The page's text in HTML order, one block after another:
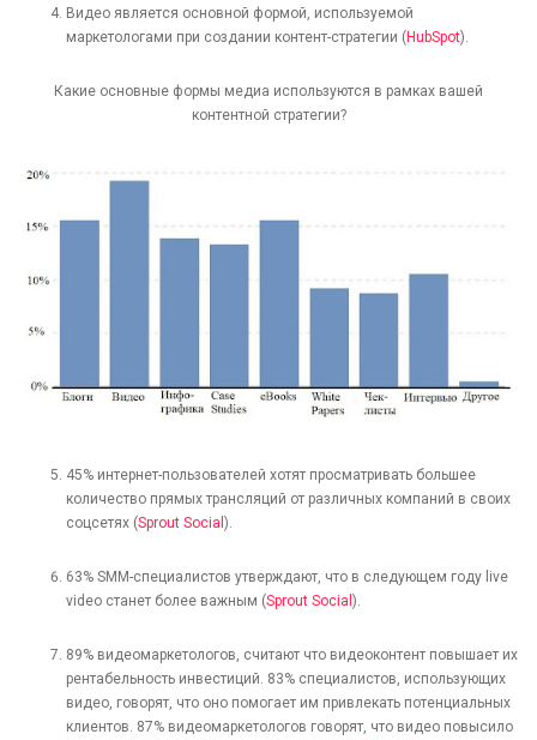
Видео является основной формой, используемой
маркетологами при создании контент-стратегии ( HubSpot).
Какие основные формы медиа используются в рамках вашей
контентной стратегии?
45% интернет-пользователей хотят просматривать большее
количество прямых трансляций от различных компаний в своих
соцсетях (Sprout Social ).
63% SMM-специалистов утверждают, что в следующем году live
video станет более важным (Sprout Social ).
89% видеомаркетологов, считают что видеоконтент повышает их
рентабельность инвестиций. 83% специалистов, использующих
видео, говорят, что оно помогает им привлекать потенциальных
клиентов. 87% видеомаркетологов говорят, что видео повысило